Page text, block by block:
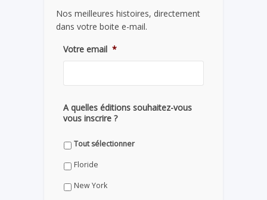
Nos meilleures histoires, directement
dans votre boite e-mail.
Votre email *
A quelles éditions souhaitez-vous
vous inscrire ?
Tout sélectionner
Floride
New York